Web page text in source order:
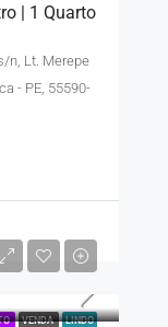
| 1 Quarto
n, Lt. Merepe
- PE, 55590-
VENDA LINDO